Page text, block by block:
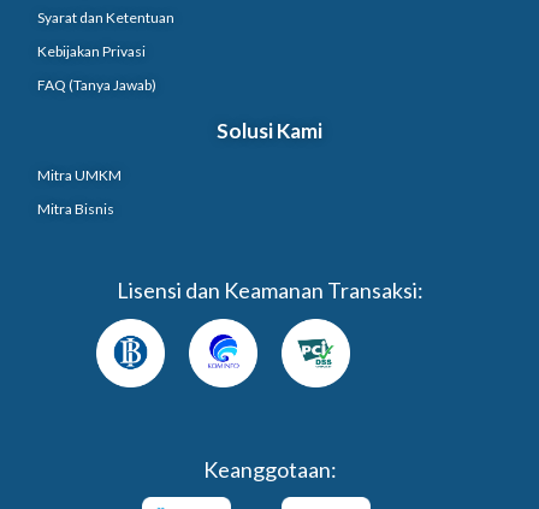
Syarat dan Ketentuan
Kebijakan Privasi
FAQ (Tanya Jawab)
Solusi Kami
Mitra UMKM
Mitra Bisnis
Lisensi dan Keamanan Transaksi:
Keanggotaan: